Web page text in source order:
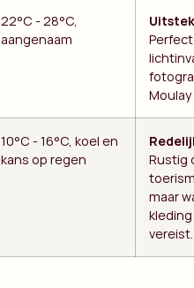
22°C - 28°C,
aangenaam
10°C - 16°C, koel en
kans op regen
Rustig
maar
vereist.